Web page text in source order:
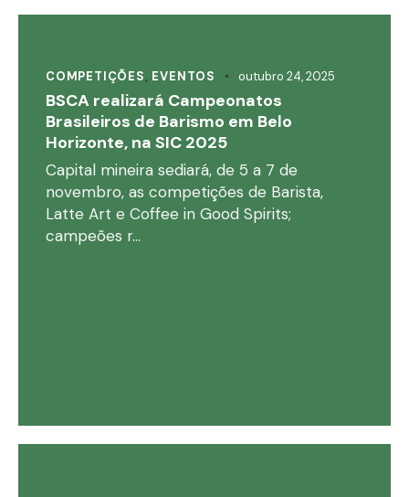
COMPETIÇÕES, EVENTOS outubro 24, 2025
BSCA realizará Campeonatos
Brasileiros de Barismo em Belo
Horizonte, na SIC 2025
Capital mineira sediará, de 5 a 7 de
novembro, as competições de Barista,
Latte Art e Coffee in Good Spirits;
campeões r…